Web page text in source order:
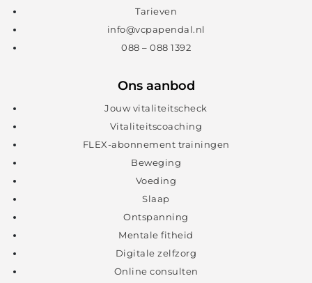
Tarieven
info@vcpapendal.nl
088 – 088 1392
Ons aanbod
Jouw vitaliteitscheck
Vitaliteitscoaching
FLEX-abonnement trainingen
Beweging
Voeding
Slaap
Ontspanning
Mentale fitheid
Digitale zelfzorg
Online consulten